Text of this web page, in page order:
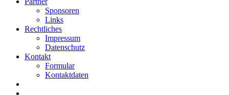
Sponsoren
Links
Rechtliches
Impressum
Datenschutz
Kontakt
Formular
Kontaktdaten